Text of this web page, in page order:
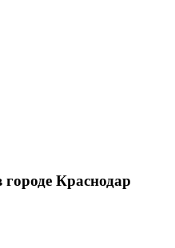
городе Краснодар